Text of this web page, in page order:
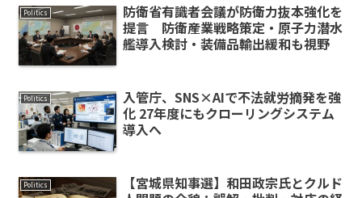
Politics
防衛省有識者会議が防衛力抜本強化を
提言 防衛産業戦略策定・原子力潜水
艦導入検討・装備品輸出緩和も視野
Politics
入管庁、SNS×AIで不法就労摘発を強
化 27年度にもクローリングシステム
導入へ
Politics
【宮城県知事選】和田政宗氏とクルド